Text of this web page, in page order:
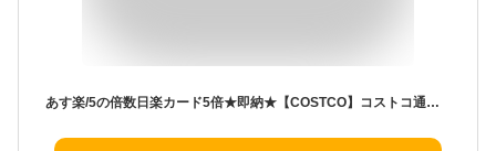
あす楽/5の倍数日楽カード5倍★即納★【COSTCO】コストコ通販【JONES】BREAKFAST PATTIES ジョーンズ ブレックファースト パティ ポーク 1.13kg(28〜30枚入り)（冷凍食品）